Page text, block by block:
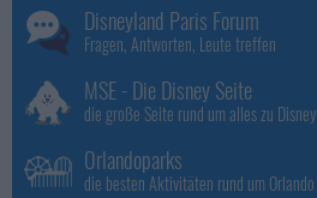
Disneyland Paris Forum
Fragen, Antworten, Leute treffen
MSE - Die Disney Seite
die große Seite rund um alles zu Disney
Orlandoparks
die besten Aktivitäten rund um Orlando